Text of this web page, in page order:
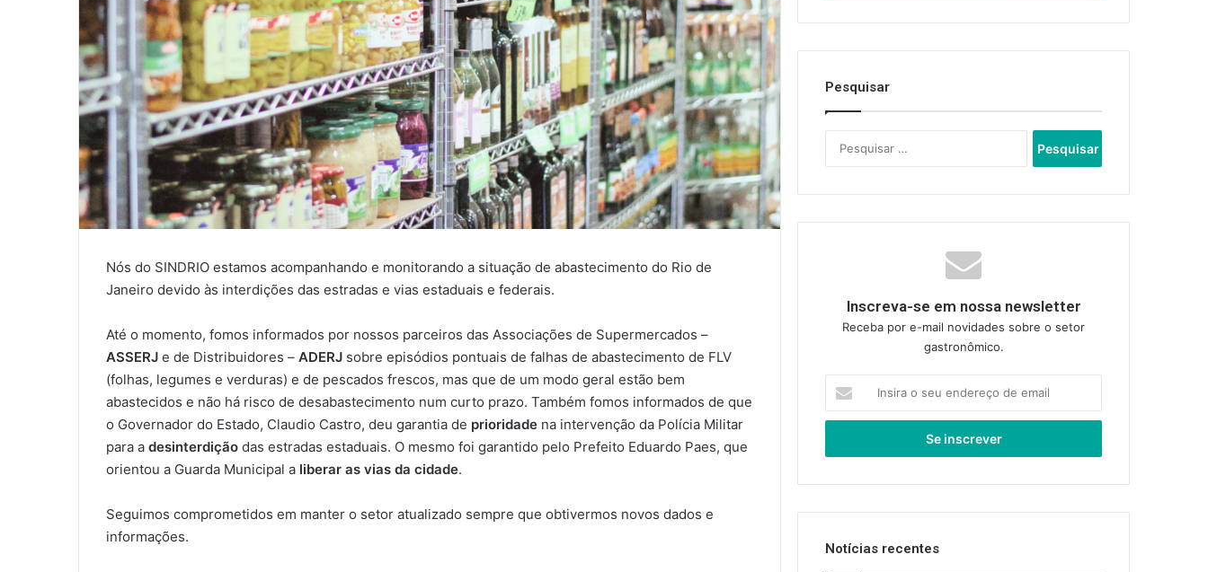
Nós do SINDRIO estamos acompanhando e monitorando a situação de abastecimento do Rio de
Janeiro devido às interdições das estradas e vias estaduais e federais.
Até o momento, fomos informados por nossos parceiros das Associações de Supermercados –
ASSERJ e de Distribuidores – ADERJ sobre episódios pontuais de falhas de abastecimento de FLV
(folhas, legumes e verduras) e de pescados frescos, mas que de um modo geral estão bem
abastecidos e não há risco de desabastecimento num curto prazo. Também fomos informados de que
o Governador do Estado, Claudio Castro, deu garantia de prioridade na intervenção da Polícia Militar
para a desinterdição das estradas estaduais. O mesmo foi garantido pelo Prefeito Eduardo Paes, que
orientou a Guarda Municipal a liberar as vias da cidade.
Seguimos comprometidos em manter o setor atualizado sempre que obtivermos novos dados e
informações.
Pesquisar
por:
Inscreva-se em nossa newsletter
Receba por e-mail novidades sobre o setor
gastronômico.
seu
de
Notícias recentes